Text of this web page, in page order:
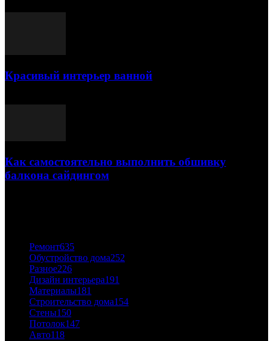
Красивый интерьер ванной
Как самостоятельно выполнить обшивку
балкона сайдингом
Ремонт635
Обустройство дома252
Разное226
Дизайн интерьера191
Материалы181
Строительство дома154
Стены150
Потолок147
Авто118